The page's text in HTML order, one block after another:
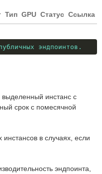
Тип GPU Статус Ссылка
эндпоинтов.
инстанс с
срок с помесячной
в случаях, если
эндпоинта,